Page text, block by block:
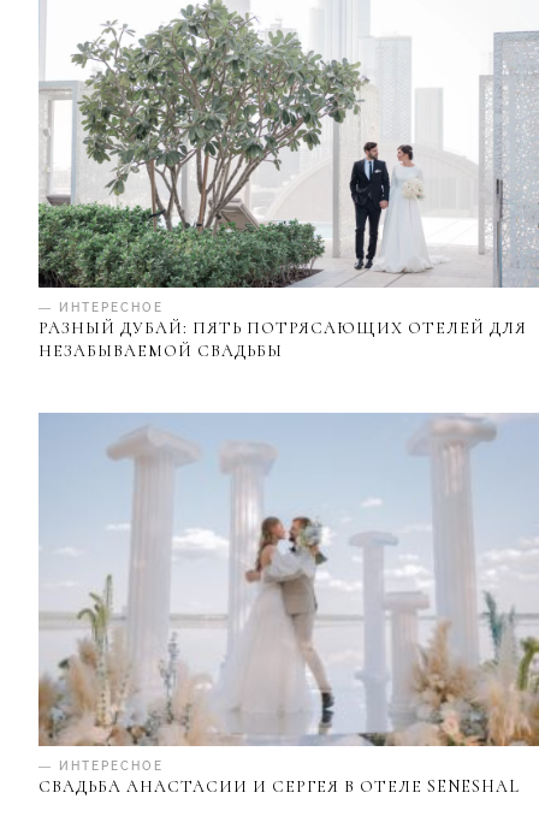
— ИНТЕРЕСНОЕ
РАЗНЫЙ ДУБАЙ: ПЯТЬ ПОТРЯСАЮЩИХ ОТЕЛЕЙ ДЛЯ
НЕЗАБЫВАЕМОЙ СВАДЬБЫ
— ИНТЕРЕСНОЕ
СВАДЬБА АНАСТАСИИ И СЕРГЕЯ В ОТЕЛЕ SENESHAL